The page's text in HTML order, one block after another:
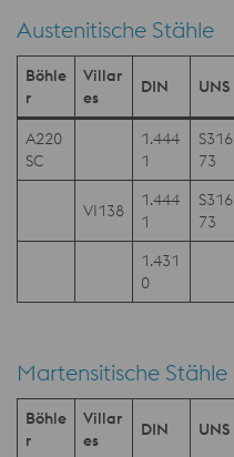
Austenitische Stähle
Böhle
r
Villar
es
DIN UNS
A220
SC
1.444
1
S316
73
VI138
1.444
1
S316
73
1.431
0
Martensitische Stähle
Böhle
r
Villar
es
DIN UNS